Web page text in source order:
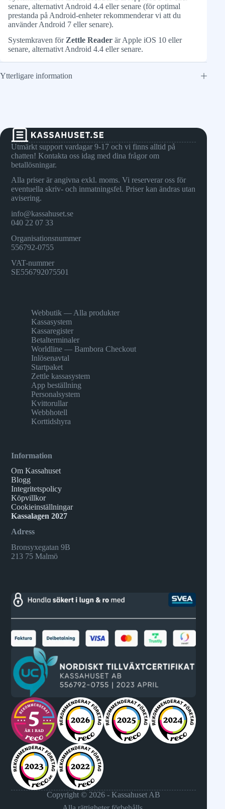
senare, alternativt Android 4.4 eller senare (för optimal
prestanda på Android-enheter rekommenderar vi att du
använder Android 7 eller senare).
Systemkraven för Zettle Reader är Apple iOS 10 eller
senare, alternativt Android 4.4 eller senare.
Ytterligare information
Utmärkt support vardagar 9-17 och vi finns alltid på
chatten! Kontakta oss idag med dina frågor om
betallösningar.
Alla priser är angivna exkl. moms. Vi reserverar oss för
eventuella skriv- och inmatningsfel. Priser kan ändras utan
avisering.
info@kassahuset.se
040 22 07 33
Organisationsnummer
556792-0755
VAT-nummer
SE556792075501
Webbutik — Alla produkter
Kassasystem
Kassaregister
Betalterminaler
Worldline — Bambora Checkout
Inlösenavtal
Startpaket
Zettle kassasystem
App beställning
Personalsystem
Kvittorullar
Webbhotell
Korttidshyra
Information
Om Kassahuset
Blogg
Integritetspolicy
Köpvillkor
Cookieinställningar
Kassalagen 2027
Adress
Bronsyxegatan 9B
213 75 Malmö
Copyright © 2026 - Kassahuset AB